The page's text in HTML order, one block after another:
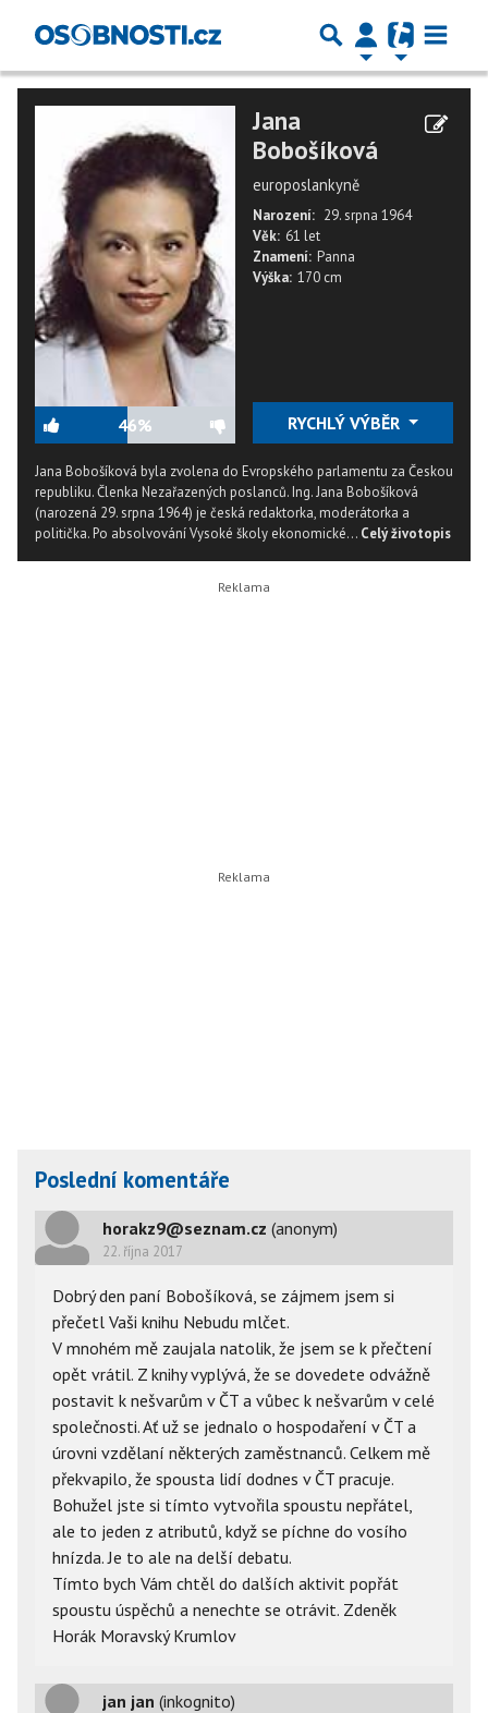
46%
Jana
Bobošíková
europoslankyně
Narození: 29. srpna 1964
Věk: 61 let
Znamení: Panna
Výška: 170 cm
RYCHLÝ VÝBĚR
Jana Bobošíková byla zvolena do Evropského parlamentu za Českou
republiku. Členka Nezařazených poslanců. Ing. Jana Bobošíková
(narozená 29. srpna 1964) je česká redaktorka, moderátorka a
politička. Po absolvování Vysoké školy ekonomické... Celý životopis
Poslední komentáře
horakz9@seznam.cz (anonym)
22. října 2017
Dobrý den paní Bobošíková, se zájmem jsem si
přečetl Vaši knihu Nebudu mlčet.
V mnohém mě zaujala natolik, že jsem se k přečtení
opět vrátil. Z knihy vyplývá, že se dovedete odvážně
postavit k nešvarům v ČT a vůbec k nešvarům v celé
společnosti. Ať už se jednalo o hospodaření v ČT a
úrovni vzdělaní některých zaměstnanců. Celkem mě
překvapilo, že spousta lidí dodnes v ČT pracuje.
Bohužel jste si tímto vytvořila spoustu nepřátel,
ale to jeden z atributů, když se píchne do vosího
hnízda. Je to ale na delší debatu.
Tímto bych Vám chtěl do dalších aktivit popřát
spoustu úspěchů a nenechte se otrávit. Zdeněk
Horák Moravský Krumlov
jan jan (inkognito)